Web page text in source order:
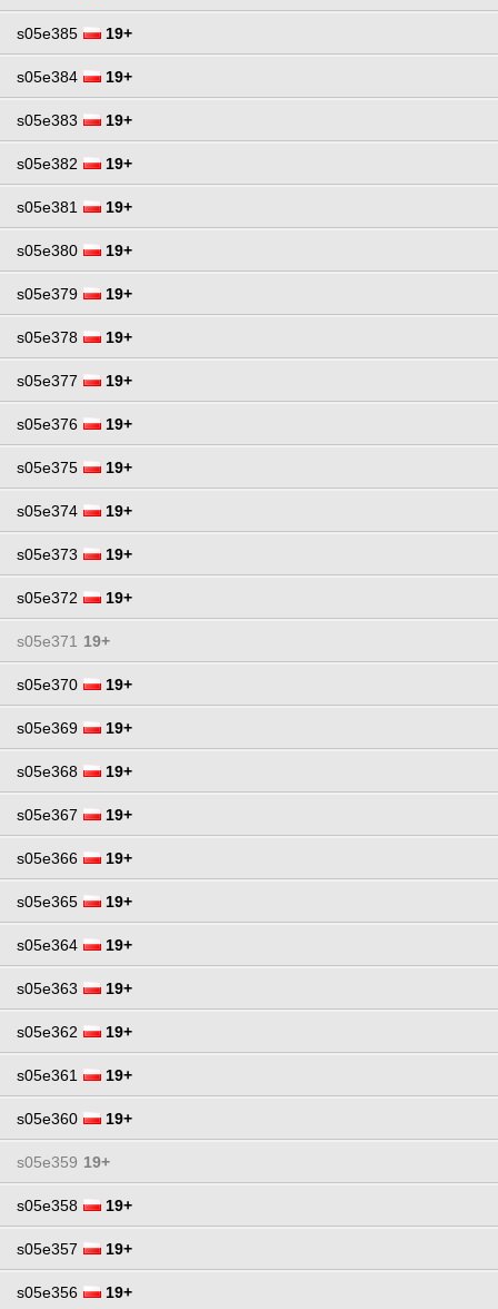
s05e385 19+
s05e384 19+
s05e383 19+
s05e382 19+
s05e381 19+
s05e380 19+
s05e379 19+
s05e378 19+
s05e377 19+
s05e376 19+
s05e375 19+
s05e374 19+
s05e373 19+
s05e372 19+
s05e371 19+
s05e370 19+
s05e369 19+
s05e368 19+
s05e367 19+
s05e366 19+
s05e365 19+
s05e364 19+
s05e363 19+
s05e362 19+
s05e361 19+
s05e360 19+
s05e359 19+
s05e358 19+
s05e357 19+
s05e356 19+